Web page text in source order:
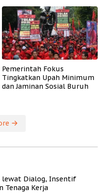
Pemerintah Fokus
Tingkatkan Upah Minimum
dan Jaminan Sosial Buruh
lewat Dialog, Insentif
Tenaga Kerja